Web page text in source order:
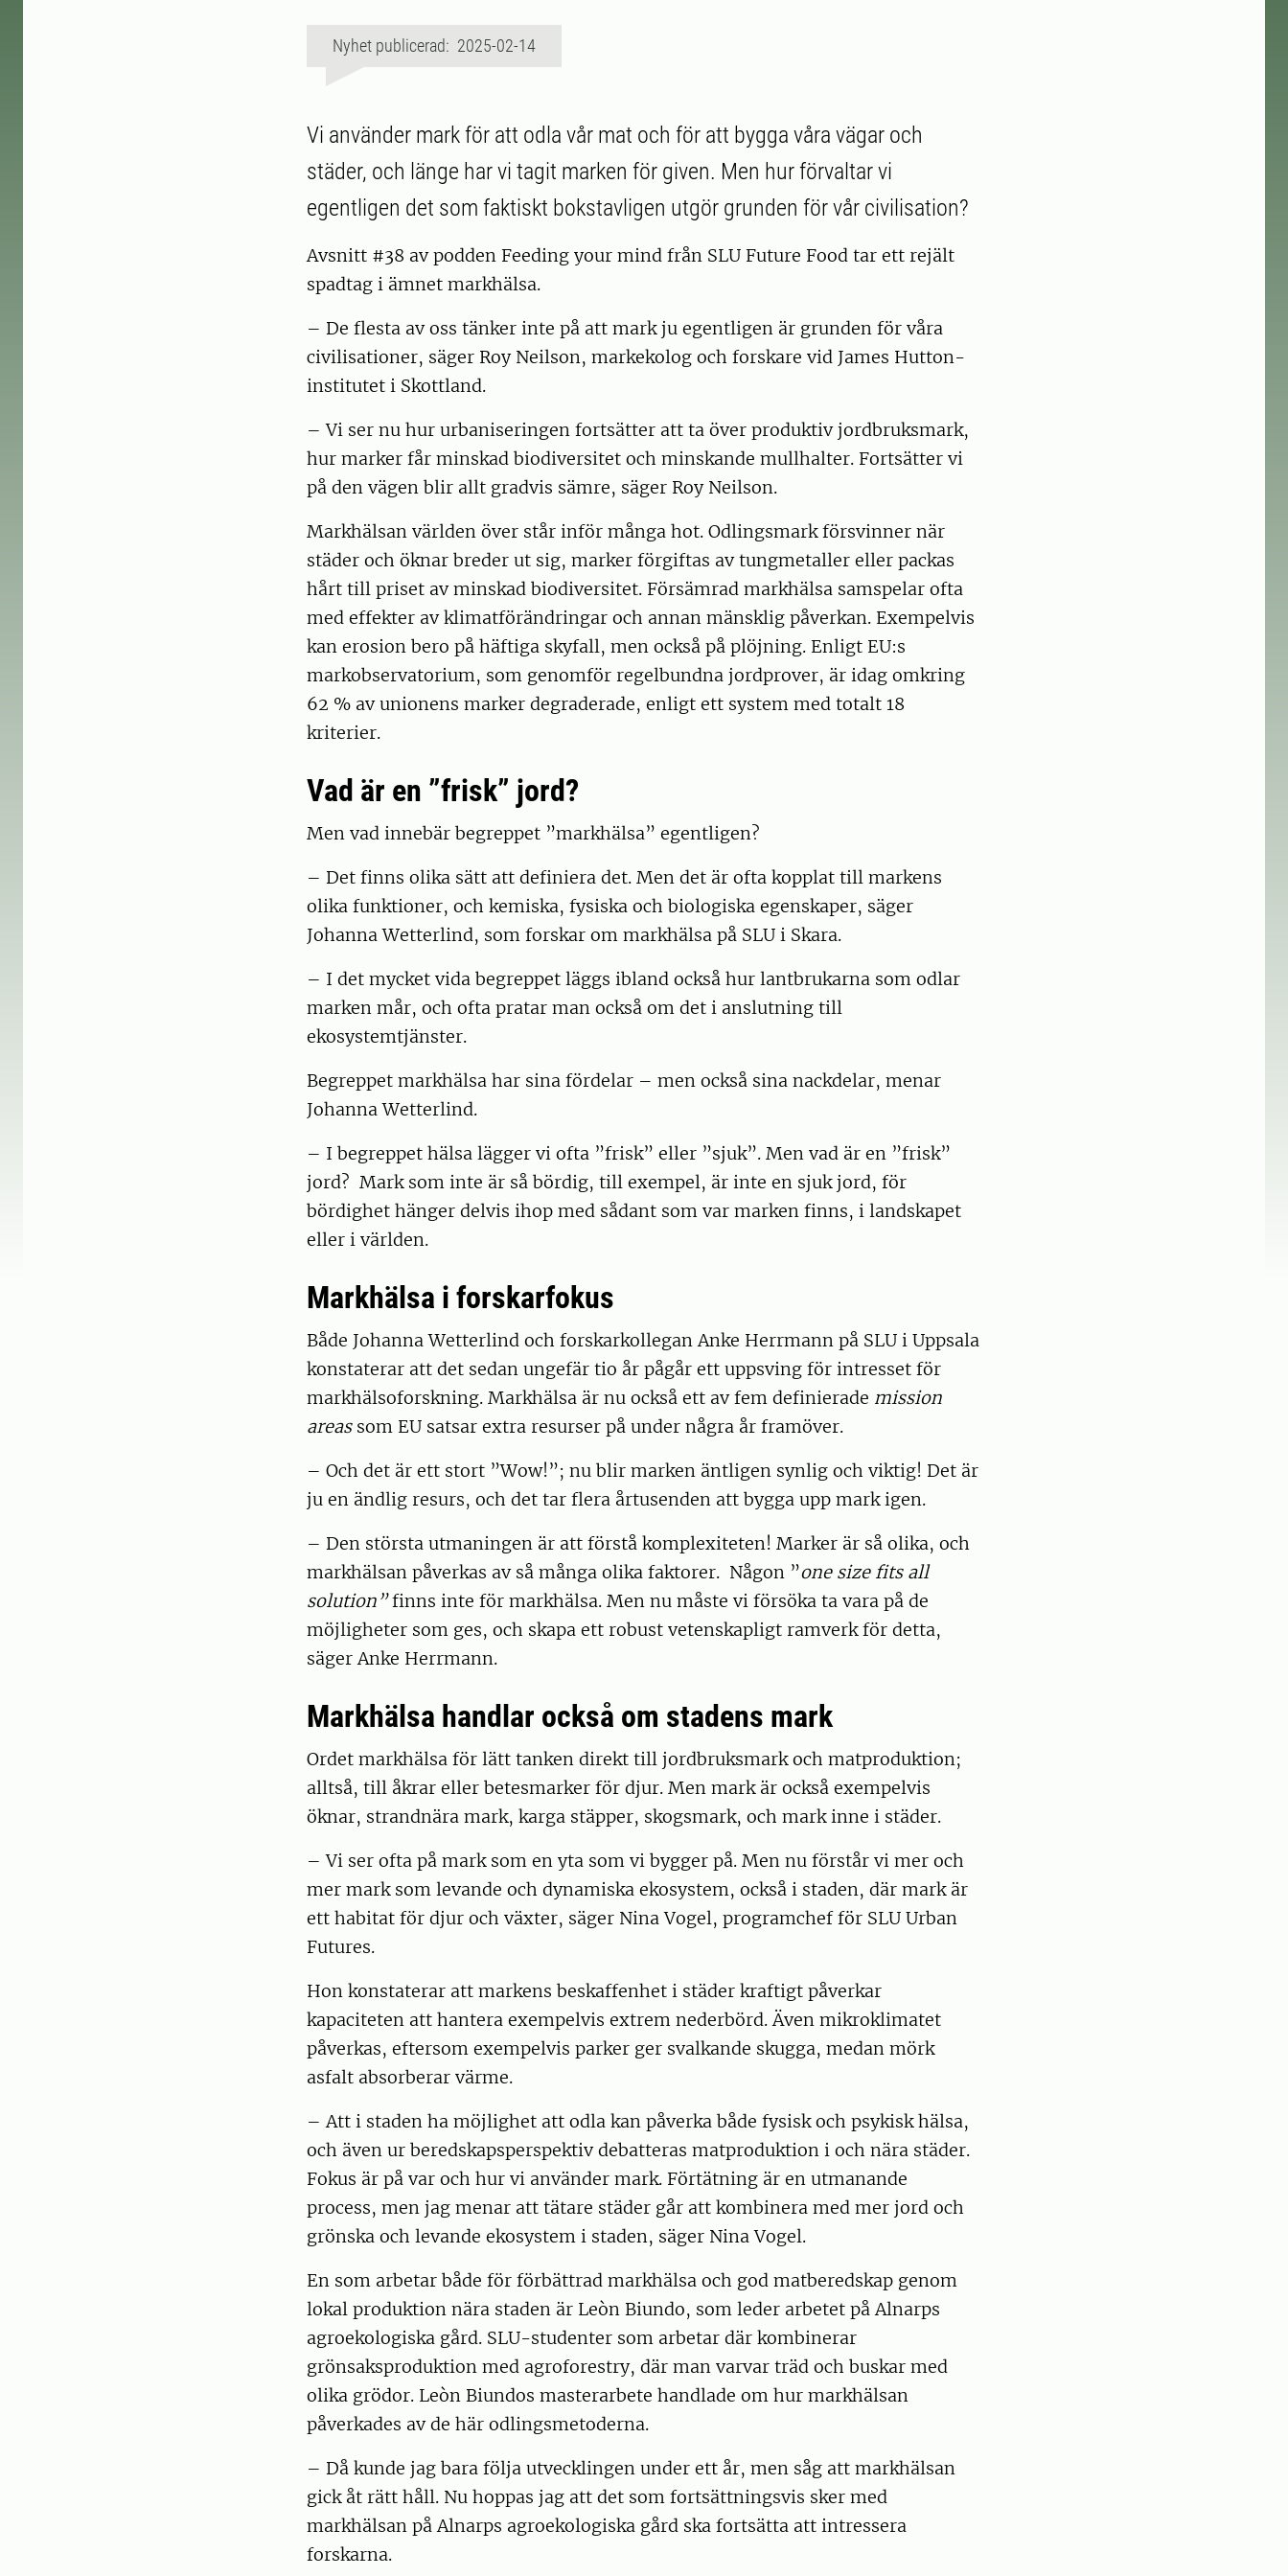
Nyhet publicerad: 2025-02-14
Vi använder mark för att odla vår mat och för att bygga våra vägar och
städer, och länge har vi tagit marken för given. Men hur förvaltar vi
egentligen det som faktiskt bokstavligen utgör grunden för vår civilisation?
Avsnitt #38 av podden Feeding your mind från SLU Future Food tar ett rejält
spadtag i ämnet markhälsa.
– De flesta av oss tänker inte på att mark ju egentligen är grunden för våra
civilisationer, säger Roy Neilson, markekolog och forskare vid James Hutton-
institutet i Skottland.
– Vi ser nu hur urbaniseringen fortsätter att ta över produktiv jordbruksmark,
hur marker får minskad biodiversitet och minskande mullhalter. Fortsätter vi
på den vägen blir allt gradvis sämre, säger Roy Neilson.
Markhälsan världen över står inför många hot. Odlingsmark försvinner när
städer och öknar breder ut sig, marker förgiftas av tungmetaller eller packas
hårt till priset av minskad biodiversitet. Försämrad markhälsa samspelar ofta
med effekter av klimatförändringar och annan mänsklig påverkan. Exempelvis
kan erosion bero på häftiga skyfall, men också på plöjning. Enligt EU:s
markobservatorium, som genomför regelbundna jordprover, är idag omkring
62 % av unionens marker degraderade, enligt ett system med totalt 18
kriterier.
Vad är en ”frisk” jord?
Men vad innebär begreppet ”markhälsa” egentligen?
– Det finns olika sätt att definiera det. Men det är ofta kopplat till markens
olika funktioner, och kemiska, fysiska och biologiska egenskaper, säger
Johanna Wetterlind, som forskar om markhälsa på SLU i Skara.
– I det mycket vida begreppet läggs ibland också hur lantbrukarna som odlar
marken mår, och ofta pratar man också om det i anslutning till
ekosystemtjänster.
Begreppet markhälsa har sina fördelar – men också sina nackdelar, menar
Johanna Wetterlind.
– I begreppet hälsa lägger vi ofta ”frisk” eller ”sjuk”. Men vad är en ”frisk”
jord? Mark som inte är så bördig, till exempel, är inte en sjuk jord, för
bördighet hänger delvis ihop med sådant som var marken finns, i landskapet
eller i världen.
Markhälsa i forskarfokus
Både Johanna Wetterlind och forskarkollegan Anke Herrmann på SLU i Uppsala
konstaterar att det sedan ungefär tio år pågår ett uppsving för intresset för
markhälsoforskning. Markhälsa är nu också ett av fem definierade mission
areassom EU satsar extra resurser på under några år framöver.
– Och det är ett stort ”Wow!”; nu blir marken äntligen synlig och viktig! Det är
ju en ändlig resurs, och det tar flera årtusenden att bygga upp mark igen.
– Den största utmaningen är att förstå komplexiteten! Marker är så olika, och
markhälsan påverkas av så många olika faktorer. Någon ”one size fits all
solution”finns inte för markhälsa. Men nu måste vi försöka ta vara på de
möjligheter som ges, och skapa ett robust vetenskapligt ramverk för detta,
säger Anke Herrmann.
Markhälsa handlar också om stadens mark
Ordet markhälsa för lätt tanken direkt till jordbruksmark och matproduktion;
alltså, till åkrar eller betesmarker för djur. Men mark är också exempelvis
öknar, strandnära mark, karga stäpper, skogsmark, och mark inne i städer.
– Vi ser ofta på mark som en yta som vi bygger på. Men nu förstår vi mer och
mer mark som levande och dynamiska ekosystem, också i staden, där mark är
ett habitat för djur och växter, säger Nina Vogel, programchef för SLU Urban
Futures.
Hon konstaterar att markens beskaffenhet i städer kraftigt påverkar
kapaciteten att hantera exempelvis extrem nederbörd. Även mikroklimatet
påverkas, eftersom exempelvis parker ger svalkande skugga, medan mörk
asfalt absorberar värme.
– Att i staden ha möjlighet att odla kan påverka både fysisk och psykisk hälsa,
och även ur beredskapsperspektiv debatteras matproduktion i och nära städer.
Fokus är på var och hur vi använder mark. Förtätning är en utmanande
process, men jag menar att tätare städer går att kombinera med mer jord och
grönska och levande ekosystem i staden, säger Nina Vogel.
En som arbetar både för förbättrad markhälsa och god matberedskap genom
lokal produktion nära staden är Leòn Biundo, som leder arbetet på Alnarps
agroekologiska gård. SLU-studenter som arbetar där kombinerar
grönsaksproduktion med agroforestry, där man varvar träd och buskar med
olika grödor. Leòn Biundos masterarbete handlade om hur markhälsan
påverkades av de här odlingsmetoderna.
– Då kunde jag bara följa utvecklingen under ett år, men såg att markhälsan
gick åt rätt håll. Nu hoppas jag att det som fortsättningsvis sker med
markhälsan på Alnarps agroekologiska gård ska fortsätta att intressera
forskarna.